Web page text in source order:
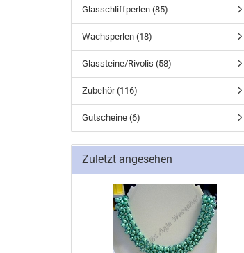
Glasschliffperlen (85)
Wachsperlen (18)
Glassteine/Rivolis (58)
Zubehör (116)
Gutscheine (6)
Zuletzt angesehen